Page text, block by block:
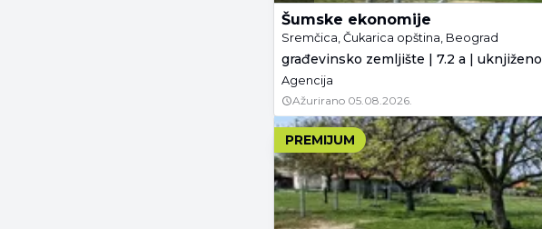
Šumske ekonomije
Sremčica, Čukarica opština, Beograd
građevinsko zemljište | 7.2 a | uknjiženo
Agencija
Ažurirano 05.08.2026.
PREMIJUM